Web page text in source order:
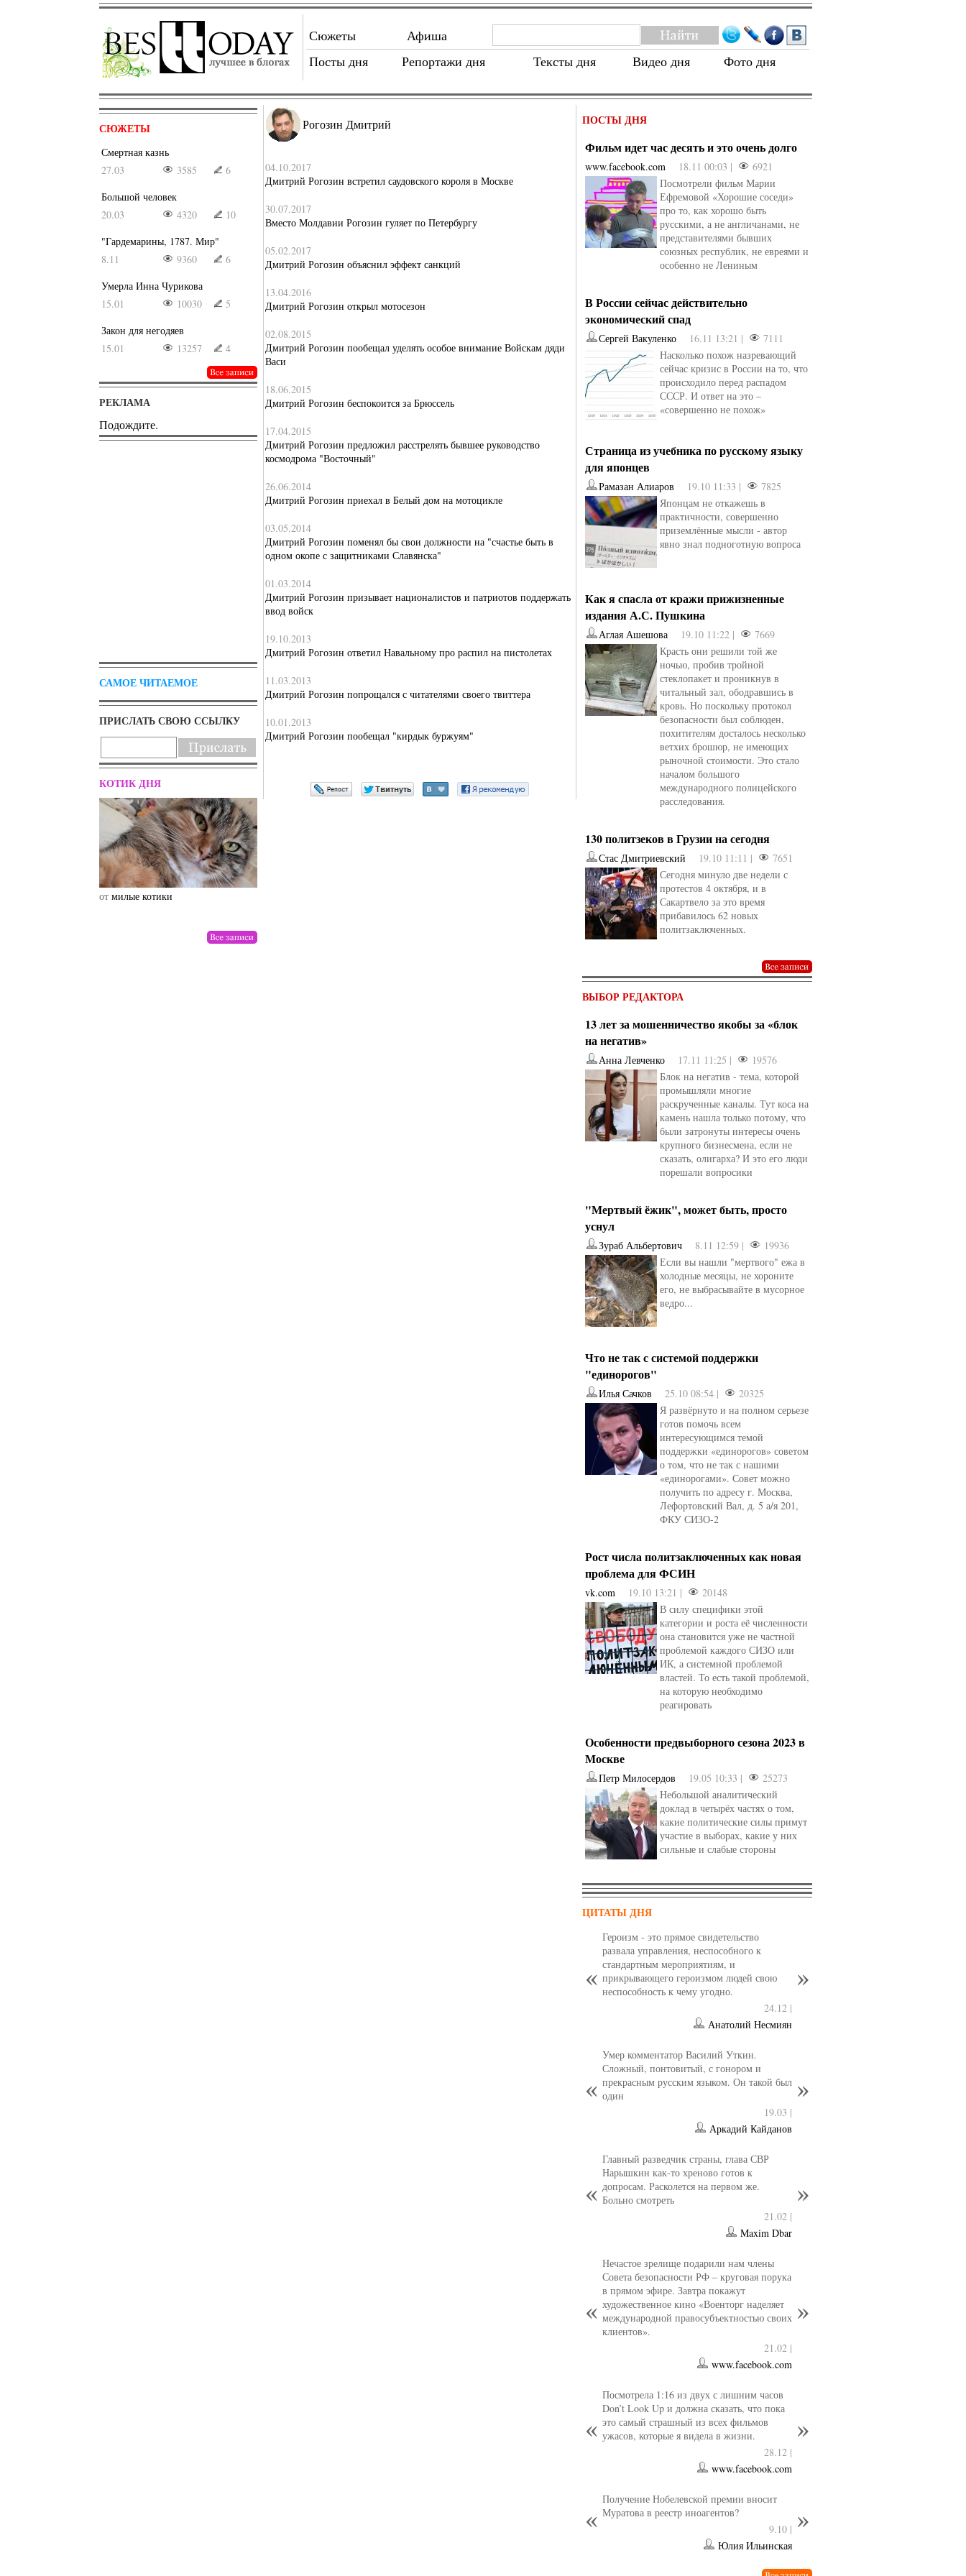
Сюжеты
Афиша
Посты дня
Репортажи дня Тексты дня Видео дня Фото дня
СЮЖЕТЫ
Смертная казнь
27.03
3585
6
Большой человек
20.03
4320
10
"Гардемарины, 1787. Мир"
8.11
9360
6
Умерла Инна Чурикова
15.01
10030
5
Закон для негодяев
15.01
13257 4
РЕКЛАМА
Подождите.
САМОЕ ЧИТАЕМОЕ
ПРИСЛАТЬ СВОЮ ССЫЛКУ
КОТИК ДНЯ
отмилые котики от Ирина Иновели от kotyaravesel
Рогозин Дмитрий
04.10.2017
Дмитрий Рогозин встретил саудовского короля в Москве
30.07.2017
Вместо Молдавии Рогозин гуляет по Петербургу
05.02.2017
Дмитрий Рогозин объяснил эффект санкций
13.04.2016
Дмитрий Рогозин открыл мотосезон
02.08.2015
Дмитрий Рогозин пообещал уделять особое внимание Войскам дяди
Васи
18.06.2015
Дмитрий Рогозин беспокоится за Брюссель
17.04.2015
Дмитрий Рогозин предложил расстрелять бывшее руководство
космодрома "Восточный"
26.06.2014
Дмитрий Рогозин приехал в Белый дом на мотоцикле
03.05.2014
Дмитрий Рогозин поменял бы свои должности на "счастье быть в
одном окопе с защитниками Славянска"
01.03.2014
Дмитрий Рогозин призывает националистов и патриотов поддержать
ввод войск
19.10.2013
Дмитрий Рогозин ответил Навальному про распил на пистолетах
11.03.2013
Дмитрий Рогозин попрощался с читателями своего твиттера
10.01.2013
Дмитрий Рогозин пообещал "кирдык буржуям"
ПОСТЫ ДНЯ
Фильм идет час десять и это очень долго
www.facebook.com 18.11 00:03 |
6921
Посмотрели фильм Марии
Ефремовой «Хорошие соседи»
про то, как хорошо быть
русскими, а не англичанами, не
представителями бывших
союзных республик, не евреями и
особенно не Лениным
В России сейчас действительно
экономический спад
Сергей Вакуленко 16.11 13:21 |
7111
Насколько похож назревающий
сейчас кризис в России на то, что
происходило перед распадом
СССР. И ответ на это –
«совершенно не похож»
Страница из учебника по русскому языку
для японцев
Рамазан Алиаров 19.10 11:33 |
7825
Японцам не откажешь в
практичности, совершенно
приземлённые мысли - автор
явно знал подноготную вопроса
Как я спасла от кражи прижизненные
издания А.С. Пушкина
Аглая Ашешова 19.10 11:22 |
7669
Красть они решили той же
ночью, пробив тройной
стеклопакет и проникнув в
читальный зал, ободравшись в
кровь. Но поскольку протокол
безопасности был соблюден,
похитителям досталось несколько
ветхих брошюр, не имеющих
рыночной стоимости. Это стало
началом большого
международного полицейского
расследования.
130 политзеков в Грузии на сегодня
Стас Дмитриевский 19.10 11:11 |
7651
Сегодня минуло две недели с
протестов 4 октября, и в
Сакартвело за это время
прибавилось 62 новых
политзаключенных.
ВЫБОР РЕДАКТОРА
13 лет за мошенничество якобы за «блок
на негатив»
Анна Левченко 17.11 11:25 |
19576
Блок на негатив - тема, которой
промышляли многие
раскрученные каналы. Тут коса на
камень нашла только потому, что
были затронуты интересы очень
крупного бизнесмена, если не
сказать, олигарха? И это его люди
порешали вопросики
"Мертвый ёжик", может быть, просто
уснул
Зураб Альбертович 8.11 12:59 |
19936
Если вы нашли "мертвого" ежа в
холодные месяцы, не хороните
его, не выбрасывайте в мусорное
ведро...
Что не так с системой поддержки
"единорогов"
Илья Сачков 25.10 08:54 |
20325
Я развёрнуто и на полном серьезе
готов помочь всем
интересующимся темой
поддержки «единорогов» советом
о том, что не так с нашими
«единорогами». Совет можно
получить по адресу г. Москва,
Лефортовский Вал, д. 5 а/я 201,
ФКУ СИЗО-2
Рост числа политзаключенных как новая
проблема для ФСИН
vk.com 19.10 13:21 |
20148
В силу специфики этой
категории и роста её численности
она становится уже не частной
проблемой каждого СИЗО или
ИК, а системной проблемой
властей. То есть такой проблемой,
на которую необходимо
реагировать
Особенности предвыборного сезона 2023 в
Москве
Петр Милосердов 19.05 10:33 |
25273
Небольшой аналитический
доклад в четырёх частях о том,
какие политические силы примут
участие в выборах, какие у них
сильные и слабые стороны
ЦИТАТЫ ДНЯ
Героизм - это прямое свидетельство
развала управления, неспособного к
стандартным мероприятиям, и
прикрывающего героизмом людей свою
неспособность к чему угодно.
24.12 |
Анатолий Несмиян
Умер комментатор Василий Уткин.
Сложный, понтовитый, с гонором и
прекрасным русским языком. Он такой был
один
19.03 |
Аркадий Кайданов
Главный разведчик страны, глава СВР
Нарышкин как-то хреново готов к
допросам. Расколется на первом же.
Больно смотреть
21.02 |
Maxim Dbar
Нечастое зрелище подарили нам члены
Совета безопасности РФ – круговая порука
в прямом эфире. Завтра покажут
художественное кино «Военторг наделяет
международной правосубъектностью своих
клиентов».
21.02 |
www.facebook.com
Посмотрела 1:16 из двух с лишним часов
Don’t Look Up и должна сказать, что пока
это самый страшный из всех фильмов
ужасов, которые я видела в жизни.
28.12 |
www.facebook.com
Получение Нобелевской премии вносит
Муратова в реестр иноагентов?
9.10 |
Юлия Ильинская